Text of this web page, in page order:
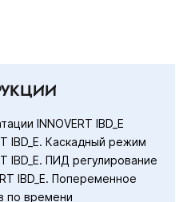
INNOVERT IBD_E
IBD_E. Каскадный режим
IBD_E. ПИД регулирование
IBD_E. Попеременное
по времени